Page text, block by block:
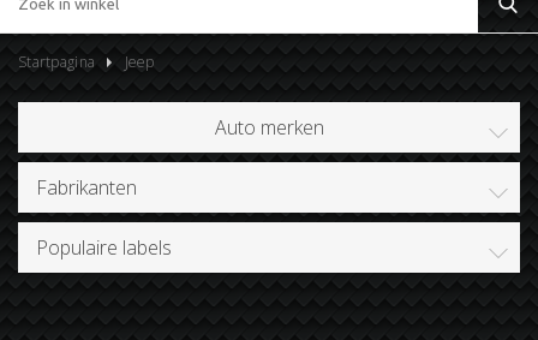
Startpagina Jeep
Auto merken
Fabrikanten
Populaire labels